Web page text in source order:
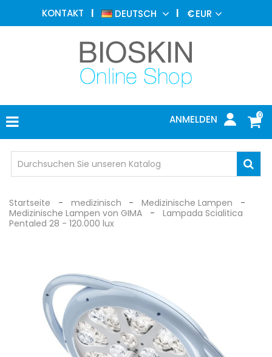
KONTAKT DEUTSCH €EUR
0
ANMELDEN
ÄSTHETISCHE
MEDIZIN
DERMATOLOGIE
PHOTOTHERAPIE
MEDIZINISCH
INDIVIDUEL
SCHUTZ
Startseite medizinisch
Medizinische Lampen
Medizinische Lampen von GIMA
Lampada Scialitica
Pentaled 28 - 120.000 lux